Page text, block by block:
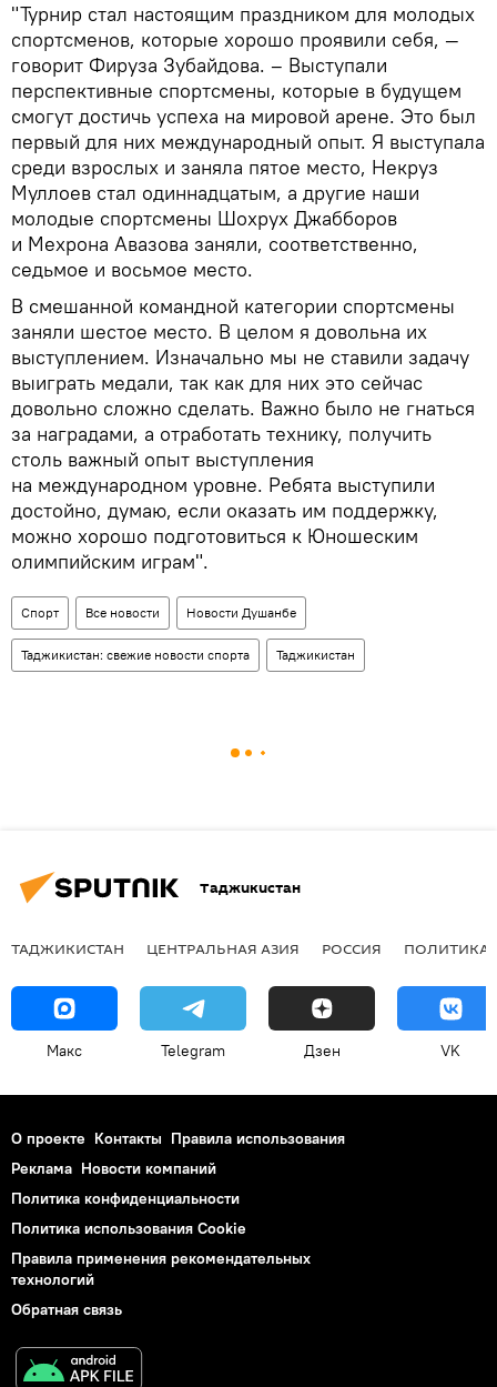
"Турнир стал настоящим праздником для молодых
спортсменов, которые хорошо проявили себя, —
говорит Фируза Зубайдова. – Выступали
перспективные спортсмены, которые в будущем
смогут достичь успеха на мировой арене. Это был
первый для них международный опыт. Я выступала
среди взрослых и заняла пятое место, Некруз
Муллоев стал одиннадцатым, а другие наши
молодые спортсмены Шохрух Джабборов
и Мехрона Авазова заняли, соответственно,
седьмое и восьмое место.
В смешанной командной категории спортсмены
заняли шестое место. В целом я довольна их
выступлением. Изначально мы не ставили задачу
выиграть медали, так как для них это сейчас
довольно сложно сделать. Важно было не гнаться
за наградами, а отработать технику, получить
столь важный опыт выступления
на международном уровне. Ребята выступили
достойно, думаю, если оказать им поддержку,
можно хорошо подготовиться к Юношеским
олимпийским играм".
Спорт Все новости Новости Душанбе
Таджикистан: свежие новости спорта Таджикистан
Таджикистан
ТАДЖИКИСТАН ЦЕНТРАЛЬНАЯ АЗИЯ РОССИЯ ПОЛИТИКА
Макс Telegram Дзен VK
О проекте Контакты Правила использования
Реклама Новости компаний
Политика конфиденциальности
Политика использования Cookie
Правила применения рекомендательных
технологий
Обратная связь